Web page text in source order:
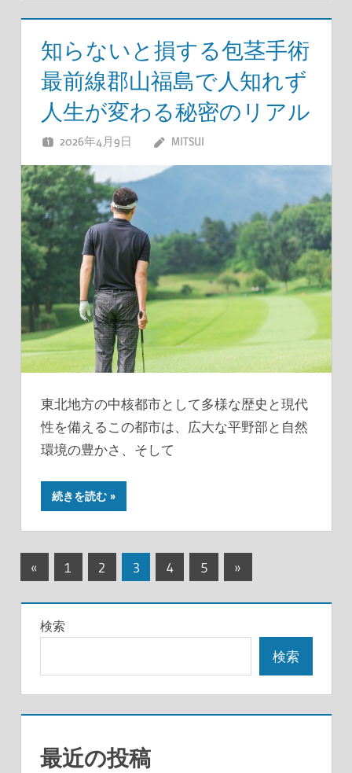
知らないと損する包茎手術
最前線郡山福島で人知れず
人生が変わる秘密のリアル
2026年4月9日 MITSUI
東北地方の中核都市として多様な歴史と現代
性を備えるこの都市は、広大な平野部と自然
環境の豊かさ、そして
続きを読む
投
稿
の
ー
ジ
送
«
事
1 2 3 4 5
次
事
»
検索
検索
最近の投稿